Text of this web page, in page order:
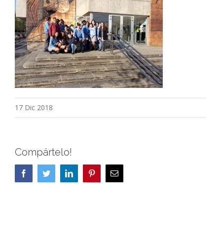
17 Dic 2018
Compártelo!
FacebookTwitterLinkedIn PinterestCorreo
electrónico